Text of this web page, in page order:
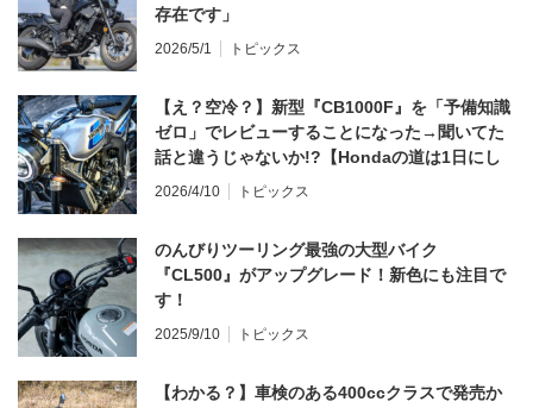
存在です」
2026/5/1 トピックス
【え？空冷？】新型『CB1000F』を「予備知識
ゼロ」でレビューすることになった→聞いてた
話と違うじゃないか!?【Hondaの道は1日にし
てならず／CB1000F ①第一印象 編】
2026/4/10 トピックス
のんびりツーリング最強の大型バイク
『CL500』がアップグレード！新色にも注目で
す！
2025/9/10 トピックス
【わかる？】車検のある400ccクラスで発売か